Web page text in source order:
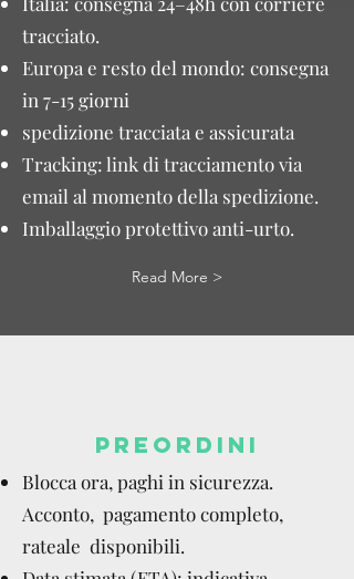
tracciato.
Europa e resto del mondo: consegna
in 7-15 giorni
spedizione tracciata e assicurata
Tracking: link di tracciamento via
email al momento della spedizione.
Imballaggio protettivo anti-urto.
Read More >
PREORDINI
Blocca ora, paghi in sicurezza.
Acconto, pagamento completo,
rateale disponibili.